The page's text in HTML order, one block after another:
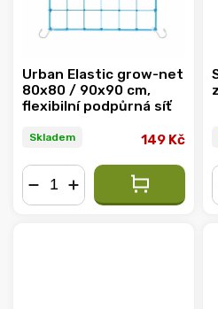
Urban Elastic grow-net
80x80 / 90x90 cm,
flexibilní podpůrná síť
Skladem 149 Kč